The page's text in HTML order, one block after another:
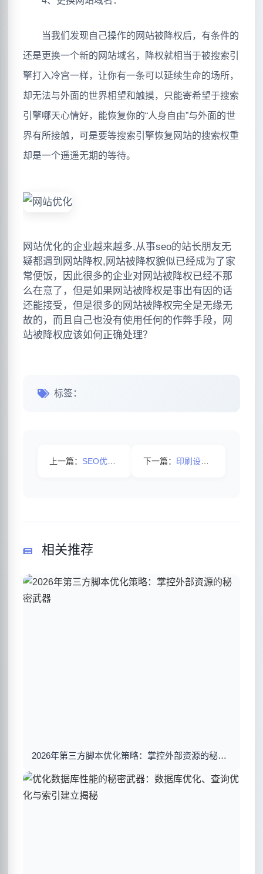
当我们发现自己操作的网站被降权后，有条件的
还是更换一个新的网站域名，降权就相当于被搜索引
擎打入冷宫一样，让你有一条可以延续生命的场所，
却无法与外面的世界相望和触摸，只能寄希望于搜索
引擎哪天心情好，能恢复你的“人身自由”与外面的世
界有所接触，可是要等搜索引擎恢复网站的搜索权重
却是一个遥遥无期的等待。
网站优化的企业越来越多,从事seo的站长朋友无
疑都遇到网站降权,网站被降权貌似已经成为了家
常便饭，因此很多的企业对网站被降权已经不那
么在意了，但是如果网站被降权是事出有因的话
还能接受，但是很多的网站被降权完全是无缘无
故的，而且自己也没有使用任何的作弊手段，网
站被降权应该如何正确处理？
标签：
上一篇： SEO优化，细节决定成败！ 下一篇： 印刷设计网站优化案例
相关推荐
2026年第三方脚本优化策略：掌控外部资源的秘密武器